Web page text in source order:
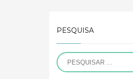
PESQUISA